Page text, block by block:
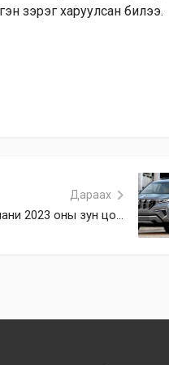
зэрэг харуулсан билээ.
Дараах
2023 оны зун цо...